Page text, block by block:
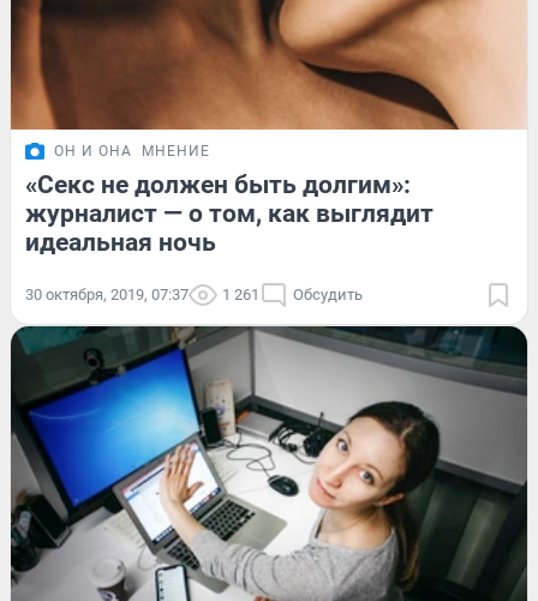
ОН И ОНА МНЕНИЕ
«Секс не должен быть долгим»:
журналист — о том, как выглядит
идеальная ночь
30 октября, 2019, 07:37 1 261 Обсудить